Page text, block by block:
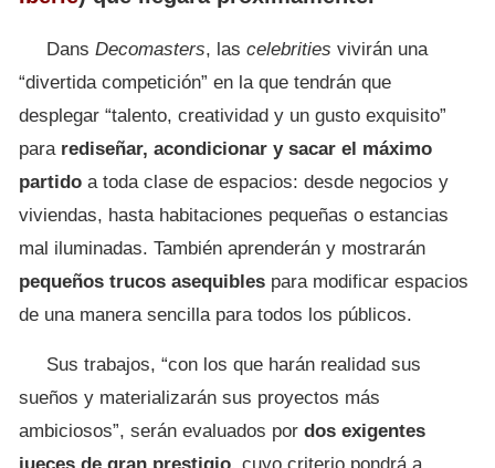
Dans Decomasters, las celebrities vivirán una
“divertida competición” en la que tendrán que
desplegar “talento, creatividad y un gusto exquisito”
para rediseñar, acondicionar y sacar el máximo
partido a toda clase de espacios: desde negocios y
viviendas, hasta habitaciones pequeñas o estancias
mal iluminadas. También aprenderán y mostrarán
pequeños trucos asequibles para modificar espacios
de una manera sencilla para todos los públicos.
Sus trabajos, “con los que harán realidad sus
sueños y materializarán sus proyectos más
ambiciosos”, serán evaluados por dos exigentes
jueces de gran prestigio, cuyo criterio pondrá a